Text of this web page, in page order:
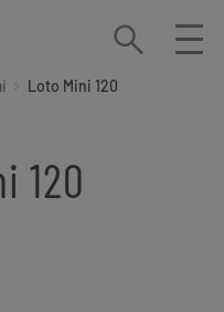
Loto Mini 120
120